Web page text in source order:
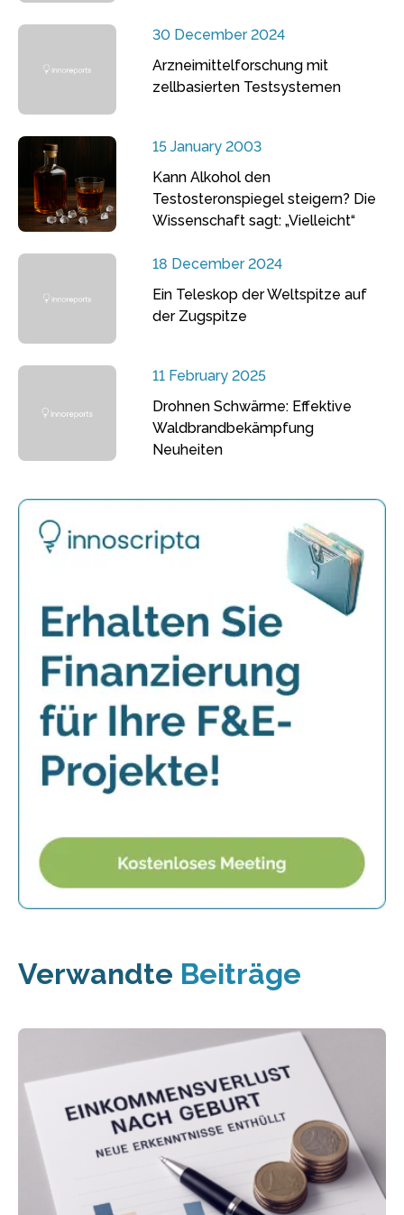
30 December 2024
Arzneimittelforschung mit
zellbasierten Testsystemen
15 January 2003
Kann Alkohol den
Testosteronspiegel steigern? Die
Wissenschaft sagt: „Vielleicht“
18 December 2024
Ein Teleskop der Weltspitze auf
der Zugspitze
11 February 2025
Drohnen Schwärme: Effektive
Waldbrandbekämpfung
Neuheiten
Verwandte Beiträge